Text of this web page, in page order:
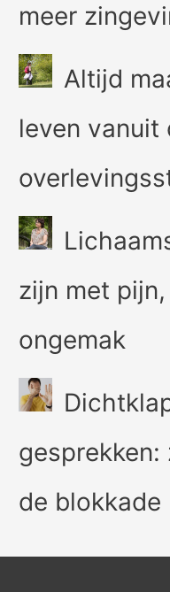
meer
Altijd
leven vanuit
zijn met
ongemak
de blokkade